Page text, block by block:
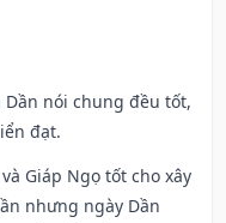
Dần nói chung đều tốt,
đạt.
Giáp Ngọ tốt cho xây
nhưng ngày Dần